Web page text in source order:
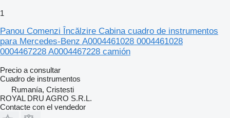
1
Panou Comenzi Încălzire Cabina cuadro de instrumentos
para Mercedes-Benz A0004461028 0004461028
0004467228 A0004467228 camión
Precio a consultar
Cuadro de instrumentos
Rumanía, Cristesti
ROYAL DRU AGRO S.R.L.
Contacte con el vendedor